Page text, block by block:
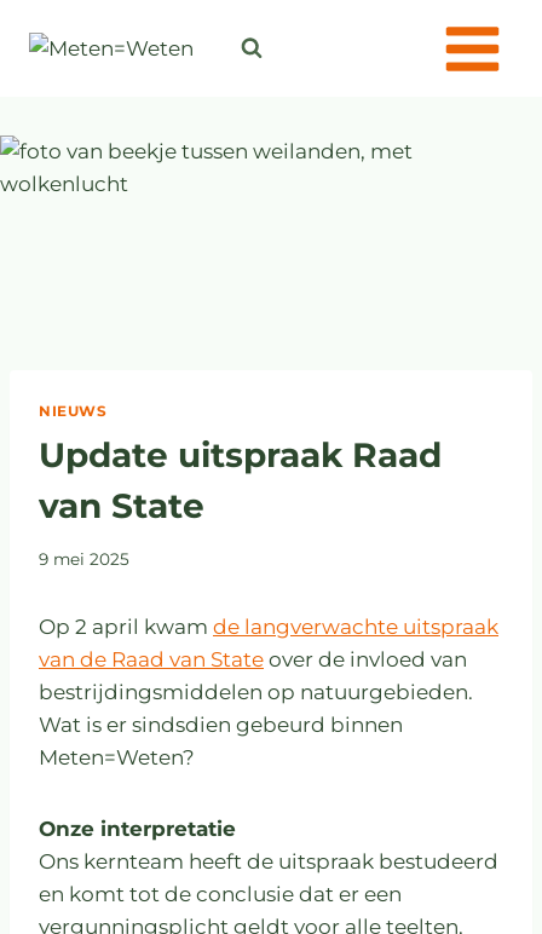
NIEUWS
Update uitspraak Raad
van State
9 mei 2025
Op 2 april kwam de langverwachte uitspraak
van de Raad van State over de invloed van
bestrijdingsmiddelen op natuurgebieden.
Wat is er sindsdien gebeurd binnen
Meten=Weten?
Onze interpretatie
Ons kernteam heeft de uitspraak bestudeerd
en komt tot de conclusie dat er een
vergunningsplicht geldt voor alle teelten,